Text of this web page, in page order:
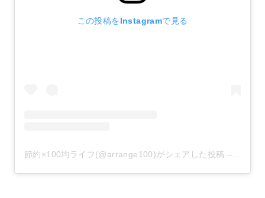
この投稿をInstagramで見る
節約×100均ライフ(@arrange100)がシェアした投稿 –